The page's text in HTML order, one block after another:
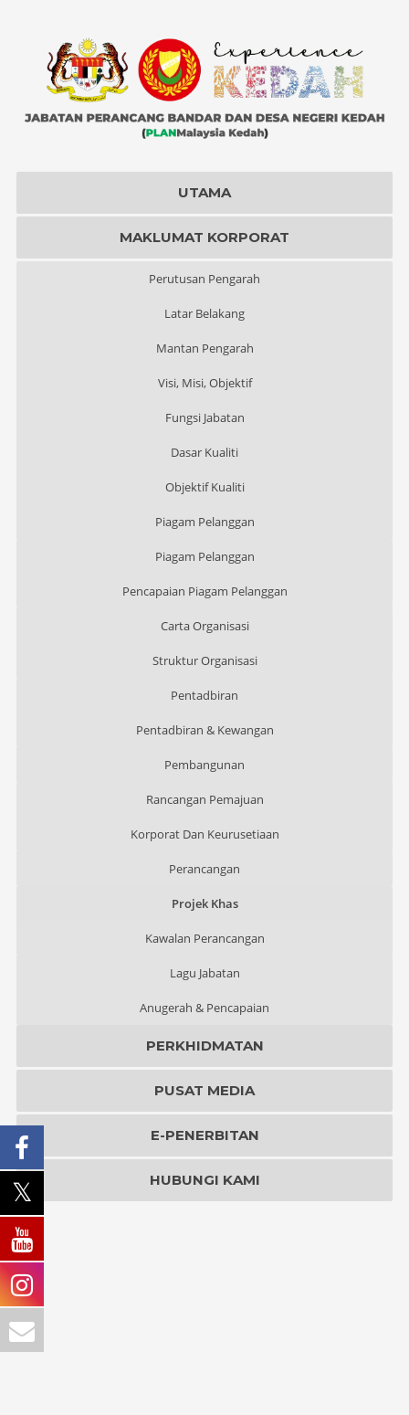
UTAMA
MAKLUMAT KORPORAT
Perutusan Pengarah
Latar Belakang
Mantan Pengarah
Visi, Misi, Objektif
Fungsi Jabatan
Dasar Kualiti
Objektif Kualiti
Piagam Pelanggan
Piagam Pelanggan
Pencapaian Piagam Pelanggan
Carta Organisasi
Struktur Organisasi
Pentadbiran
Pentadbiran & Kewangan
Pembangunan
Rancangan Pemajuan
Korporat Dan Keurusetiaan
Perancangan
Projek Khas
Kawalan Perancangan
Lagu Jabatan
Anugerah & Pencapaian
PERKHIDMATAN
PUSAT MEDIA
E-PENERBITAN
HUBUNGI KAMI